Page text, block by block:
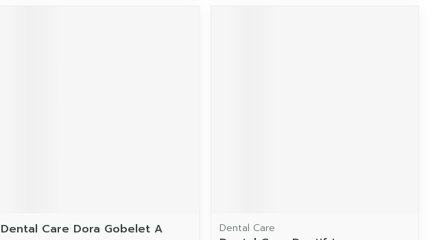
Dental Care Dora Gobelet A
Dental Care